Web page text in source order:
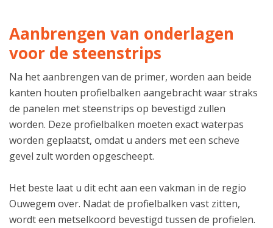
Aanbrengen van onderlagen
voor de steenstrips
Na het aanbrengen van de primer, worden aan beide
kanten houten profielbalken aangebracht waar straks
de panelen met steenstrips op bevestigd zullen
worden. Deze profielbalken moeten exact waterpas
worden geplaatst, omdat u anders met een scheve
gevel zult worden opgescheept.
Het beste laat u dit echt aan een vakman in de regio
Ouwegem over. Nadat de profielbalken vast zitten,
wordt een metselkoord bevestigd tussen de profielen.